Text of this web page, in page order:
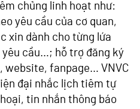
chủng linh hoạt như:
yêu cầu của cơ quan,
xin dành cho từng lứa
cầu…; hỗ trợ đăng ký
website, fanpage… VNVC
đại nhắc lịch tiêm tự
tin nhắn thông báo